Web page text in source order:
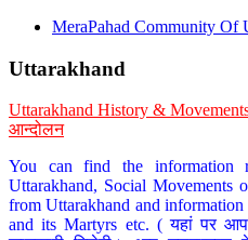
MeraPahad Community Of
Uttarakhand
Uttarakhand History &
आन्दोलन
You can find the information
Uttarakhand, Social Movements
from Uttarakhand and
and its Martyrs etc. ( यहां पर